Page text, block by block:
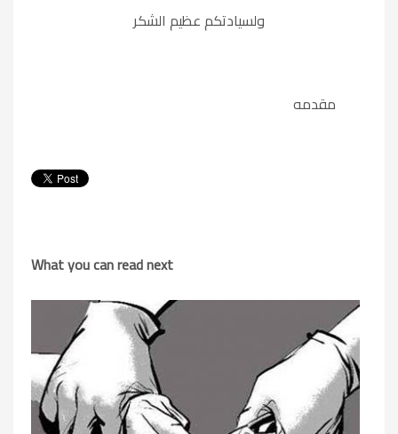
ولسيادتكم عظيم الشكر
مقدمه
What you can read next